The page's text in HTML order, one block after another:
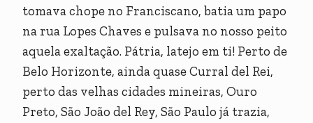
tomava chope no Franciscano, batia um papo
na rua Lopes Chaves e pulsava no nosso peito
aquela exaltação. Pátria, latejo em ti! Perto de
Belo Horizonte, ainda quase Curral del Rei,
perto das velhas cidades mineiras, Ouro
Preto, São João del Rey, São Paulo já trazia,